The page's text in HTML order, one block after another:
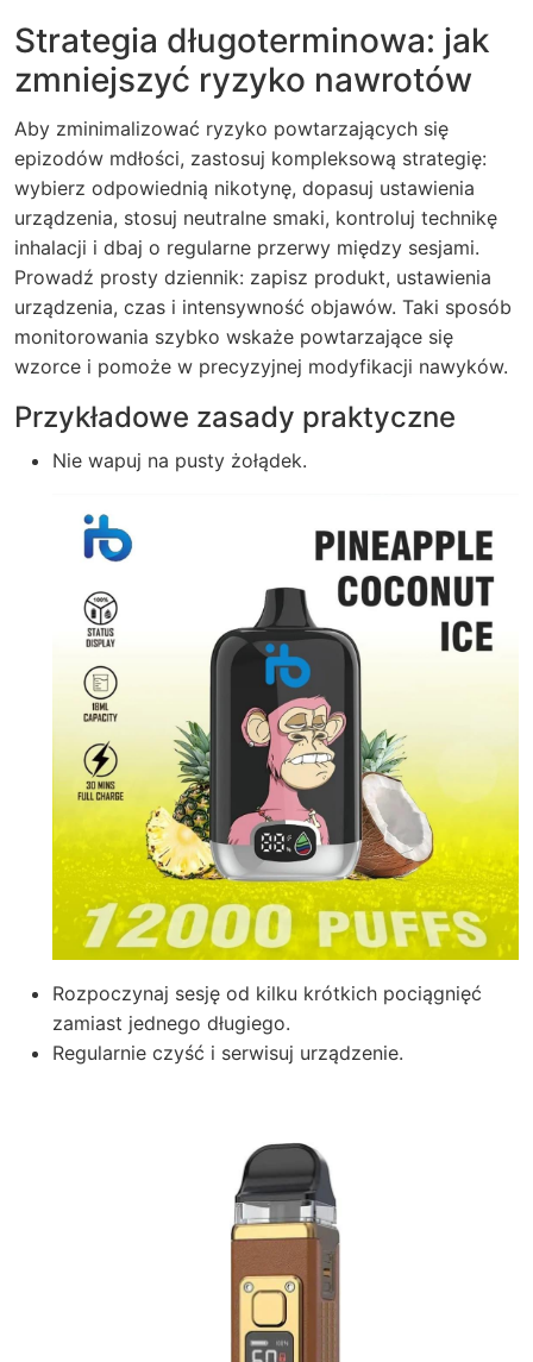
Strategia długoterminowa: jak
zmniejszyć ryzyko nawrotów
Aby zminimalizować ryzyko powtarzających się
epizodów mdłości, zastosuj kompleksową strategię:
wybierz odpowiednią nikotynę, dopasuj ustawienia
urządzenia, stosuj neutralne smaki, kontroluj technikę
inhalacji i dbaj o regularne przerwy między sesjami.
Prowadź prosty dziennik: zapisz produkt, ustawienia
urządzenia, czas i intensywność objawów. Taki sposób
monitorowania szybko wskaże powtarzające się
wzorce i pomoże w precyzyjnej modyfikacji nawyków.
Przykładowe zasady praktyczne
Nie wapuj na pusty żołądek.
Rozpoczynaj sesję od kilku krótkich pociągnięć
zamiast jednego długiego.
Regularnie czyść i serwisuj urządzenie.